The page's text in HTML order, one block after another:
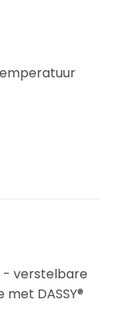
- verstelbare
DASSY®